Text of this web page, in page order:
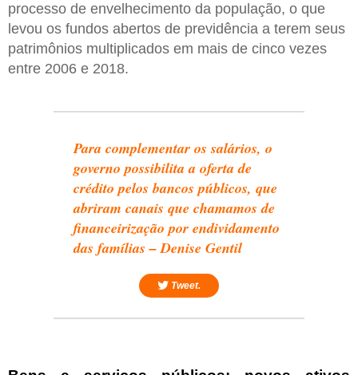
processo de envelhecimento da população, o que
levou os fundos abertos de previdência a terem seus
patrimônios multiplicados em mais de cinco vezes
entre 2006 e 2018.
Para complementar os salários, o
governo possibilita a oferta de
crédito pelos bancos públicos, que
abriram canais que chamamos de
financeirização por endividamento
das famílias – Denise Gentil
Tweet.